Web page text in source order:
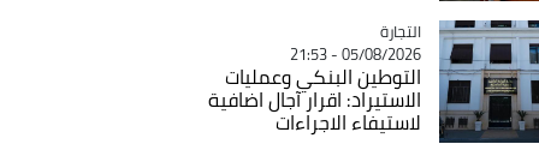
Catégorie
التجارة
05/08/2026 - 21:53
التوطين البنكي وعمليات
الاستيراد: اقرار آجال اضافية
لاستيفاء الاجراءات